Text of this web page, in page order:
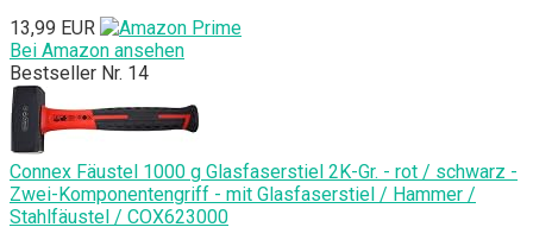
13,99 EUR
Bei Amazon ansehen
Bestseller Nr. 14
Connex Fäustel 1000 g Glasfaserstiel 2K-Gr. - rot / schwarz -
Zwei-Komponentengriff - mit Glasfaserstiel / Hammer /
Stahlfäustel / COX623000